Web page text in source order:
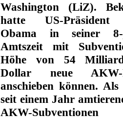
Washington (LiZ).
hatte US-Präsident
Obama in seiner 8-
Amtszeit mit
Höhe von 54
Dollar neue AKW-
anschieben können.
seit einem Jahr
AKW-